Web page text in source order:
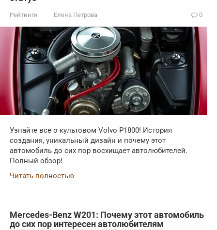
Рейтинги Елена Петрова 0
Узнайте все о культовом Volvo P1800! История
создания, уникальный дизайн и почему этот
автомобиль до сих пор восхищает автолюбителей.
Полный обзор!
Читать полностью
Mercedes-Benz W201: Почему этот автомобиль
до сих пор интересен автолюбителям